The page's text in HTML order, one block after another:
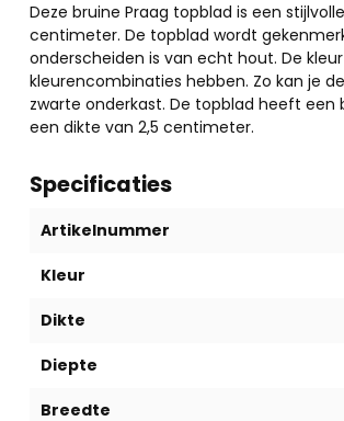
Deze bruine Praag topblad is een
centimeter. De topblad wordt
onderscheiden is van echt hout. De
kleurencombinaties hebben. Zo kan je
zwarte onderkast. De topblad heeft
een dikte van 2,5 centimeter.
Specificaties
Artikelnummer
Kleur
Dikte
Diepte
Breedte